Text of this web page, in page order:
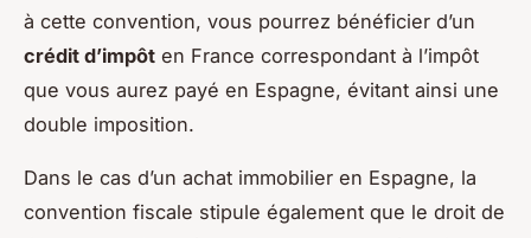
à cette convention, vous pourrez bénéficier d’un
crédit d’impôt en France correspondant à l’impôt
que vous aurez payé en Espagne, évitant ainsi une
double imposition.
Dans le cas d’un achat immobilier en Espagne, la
convention fiscale stipule également que le droit de